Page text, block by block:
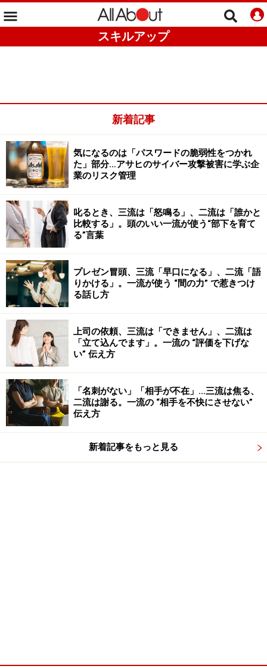
スキルアップ
新着記事
気になるのは「パスワードの脆弱性をつかれ
た」部分…アサヒのサイバー攻撃被害に学ぶ企
業のリスク管理
叱るとき、三流は「怒鳴る」、二流は「誰かと
比較する」。頭のいい一流が使う“部下を育て
る”言葉
プレゼン冒頭、三流「早口になる」、二流「語
りかける」。一流が使う “間の力” で惹きつけ
る話し方
上司の依頼、三流は「できません」、二流は
「立て込んでます」。一流の “評価を下げな
い” 伝え方
「名刺がない」「相手が不在」…三流は焦る、
二流は謝る。一流の “相手を不快にさせない”
伝え方
新着記事をもっと見る